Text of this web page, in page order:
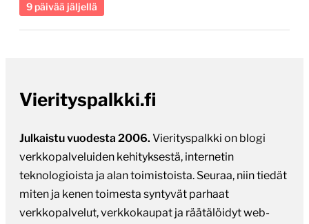
9 päivää jäljellä
Vierityspalkki.fi
Julkaistu vuodesta 2006. Vierityspalkki on blogi
verkkopalveluiden kehityksestä, internetin
teknologioista ja alan toimistoista. Seuraa, niin tiedät
miten ja kenen toimesta syntyvät parhaat
verkkopalvelut, verkkokaupat ja räätälöidyt web-